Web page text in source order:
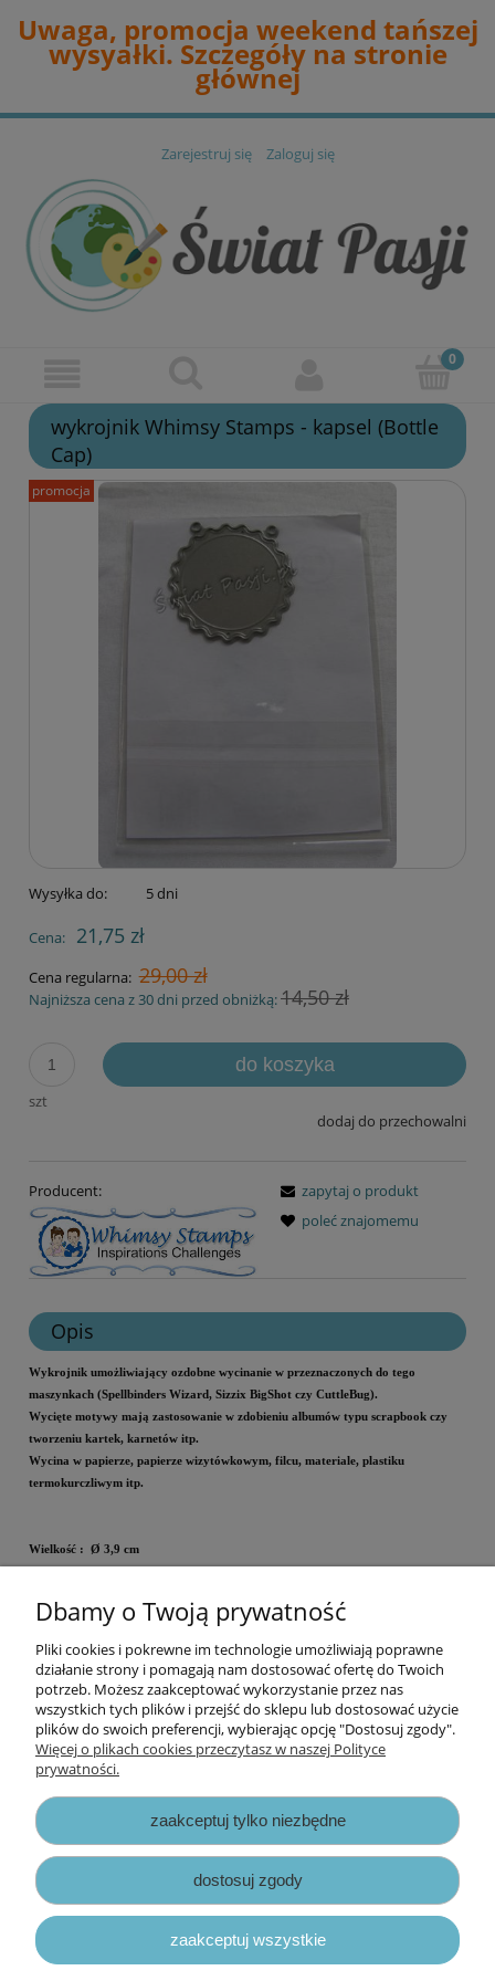
Uwaga, promocja weekend tańszej
wysyałki. Szczegóły na stronie
głównej
Zarejestruj się Zaloguj się
wykrojnik Whimsy Stamps - kapsel (Bottle
Cap)
promocja
Wysyłka do: 5 dni
Cena: 21,75 zł
Cena regularna: 29,00 zł
Najniższa cena z 30 dni przed obniżką:14,50 zł
szt
do koszyka
dodaj do przechowalni
Producent:
zapytaj o produkt
poleć znajomemu
Opis
Wykrojnik umożliwiający ozdobne wycinanie w przeznaczonych do tego
maszynkach (Spellbinders Wizard, Sizzix BigShot czy CuttleBug).
Wycięte motywy mają zastosowanie w zdobieniu albumów typu scrapbook czy
tworzeniu kartek, karnetów itp.
Wycina w papierze, papierze wizytówkowym, filcu, materiale, plastiku
termokurczliwym itp.
Wielkość : Ø 3,9 cm
Cena za opakowanie
Informacje
Opłaty i koszty dostawy
Zapisy prawne
Dbamy o Twoją prywatność
Pliki cookies i pokrewne im technologie umożliwiają poprawne
działanie strony i pomagają nam dostosować ofertę do Twoich
potrzeb. Możesz zaakceptować wykorzystanie przez nas
wszystkich tych plików i przejść do sklepu lub dostosować użycie
plików do swoich preferencji, wybierając opcję "Dostosuj zgody".
Więcej o plikach cookies przeczytasz w naszej Polityce
prywatności.
zaakceptuj tylko niezbędne
dostosuj zgody
zaakceptuj wszystkie